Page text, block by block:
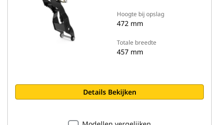
Hoogte bij opslag
472 mm
Totale breedte
457 mm
Details Bekijken